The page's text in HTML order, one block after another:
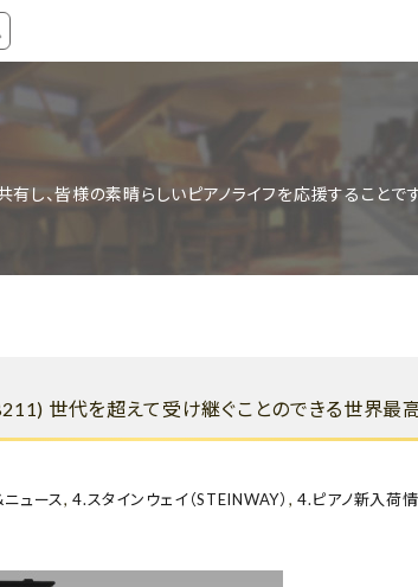
タイプ
古アップライトピアノ
品ピアノ
ンサートグランドピアノ
YAMAHA
KAWAI
STEINWAY&SONS
BOSTON
DIAPASON
もっとみる
ピア
新品
し、皆様の素晴らしいピアノライフを応援することです
世代を超えて受け継ぐことのできる世界最
ュース,4.スタインウェイ（STEINWAY） ,4.ピアノ新入荷